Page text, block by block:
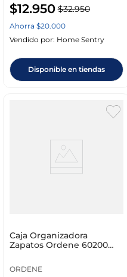
$12.950 $32.950
Ahorra $20.000
Vendido por: Home Sentry
Disponible en tiendas
Caja Organizadora
Zapatos Ordene 60200
ORDENE